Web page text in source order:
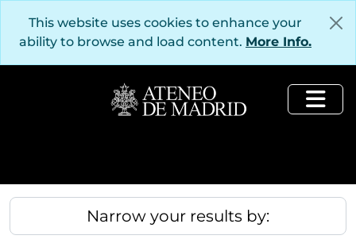
This website uses cookies to enhance your
ability to browse and load content. More Info.
Narrow your results by: